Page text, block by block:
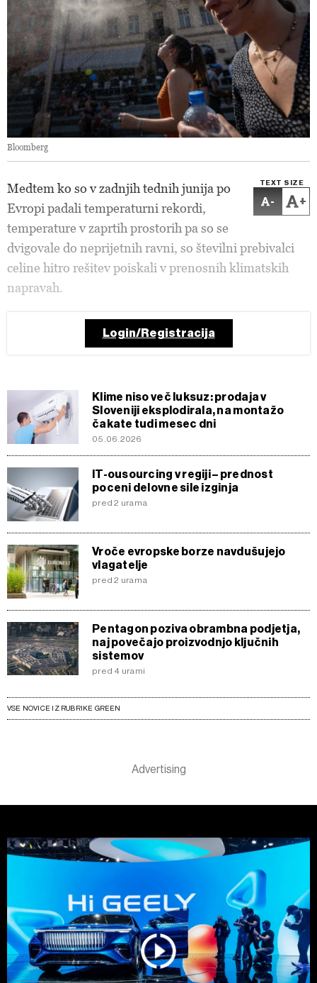
Bloomberg
TEXT SIZE
- +
Medtem ko so v zadnjih tednih junija po
Evropi padali temperaturni rekordi,
temperature v zaprtih prostorih pa so se
dvigovale do neprijetnih ravni, so številni prebivalci
celine hitro rešitev poiskali v prenosnih klimatskih
napravah.
Login/Registracija
Klime niso več luksuz: prodaja v
Sloveniji eksplodirala, na montažo
čakate tudi mesec dni
05.06.2026
IT-ousourcing v regiji – prednost
poceni delovne sile izginja
pred 2 urama
Vroče evropske borze navdušujejo
vlagatelje
pred 2 urama
Pentagon poziva obrambna podjetja,
naj povečajo proizvodnjo ključnih
sistemov
pred 4 urami
VSE NOVICE IZ RUBRIKE GREEN